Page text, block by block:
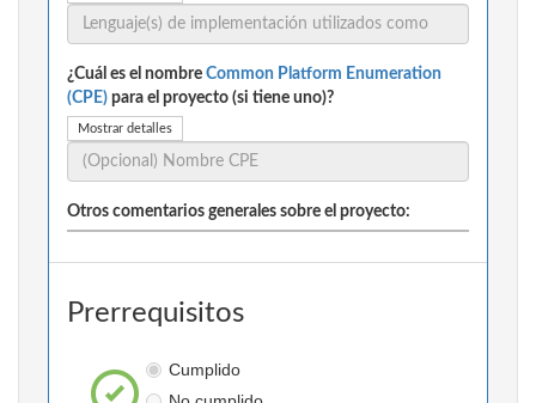
¿Cuál es el nombre Common Platform Enumeration
(CPE) para el proyecto (si tiene uno)?
Mostrar detalles
Otros comentarios generales sobre el proyecto:
Prerrequisitos
Cumplido